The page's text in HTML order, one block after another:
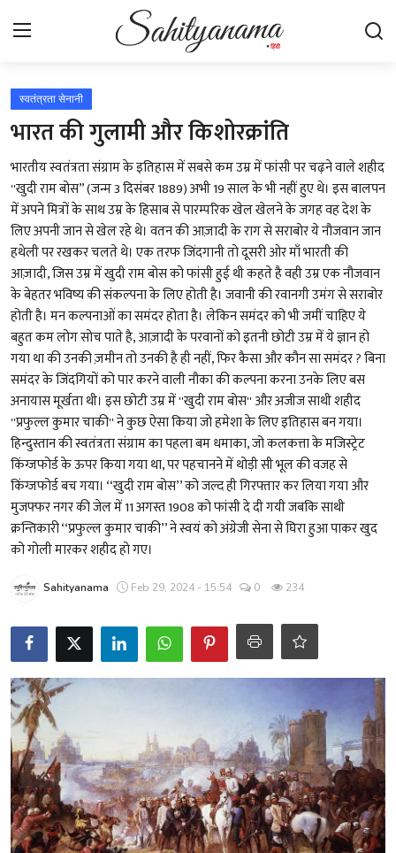
Login
साहित्य समाचार
होम
कहानी
कविता
आलेख
शख्सियत
धरोहर
यात्रावृत्तांत
उपन्यास
सिनेमा
शायरी
ग़ज़ल
स्वतंत्रता सेनानी
भारत की गुलामी और किशोरक्रांति
भारतीय स्वतंत्रता संग्राम के इतिहास में सबसे कम उम्र में फांसी पर चढ़ने वाले शहीद
''खुदी राम बोस” (जन्म 3 दिसंबर 1889) अभी 19 साल के भी नहीं हुए थे। इस बालपन
में अपने मित्रों के साथ उम्र के हिसाब से पारम्परिक खेल खेलने के जगह वह देश के
लिए अपनी जान से खेल रहे थे। वतन की आज़ादी के राग से सराबोर ये नौजवान जान
हथेली पर रखकर चलते थे। एक तरफ जिंदगानी तो दूसरी ओर माँ भारती की
आज़ादी, जिस उम्र में खुदी राम बोस को फांसी हुई थी कहते है वही उम्र एक नौजवान
के बेहतर भविष्य की संकल्पना के लिए होती है। जवानी की रवानगी उमंग से सराबोर
होती है। मन कल्पनाओं का समंदर होता है। लेकिन समंदर को भी जमीं चाहिए ये
बहुत कम लोग सोच पाते है, आज़ादी के परवानों को इतनी छोटी उम्र में ये ज्ञान हो
गया था की उनकी ज़मीन तो उनकी है ही नहीं, फिर कैसा और कौन सा समंदर ? बिना
समंदर के जिंदगियों को पार करने वाली नौका की कल्पना करना उनके लिए बस
अनायास मूर्खता थी। इस छोटी उम्र में ''खुदी राम बोस'' और अजीज साथी शहीद
''प्रफुल्ल कुमार चाकी'' ने कुछ ऐसा किया जो हमेशा के लिए इतिहास बन गया।
हिन्दुस्तान की स्वतंत्रता संग्राम का पहला बम धमाका, जो कलकत्ता के मजिस्ट्रेट
किंग्जफोर्ड के ऊपर किया गया था, पर पहचानने में थोड़ी सी भूल की वजह से
किंग्जफोर्ड बच गया। ‘‘खुदी राम बोस’’ को जल्द ही गिरफ्तार कर लिया गया और
मुजफ्फर नगर की जेल में 11 अगस्त 1908 को फांसी दे दी गयी जबकि साथी
क्रन्तिकारी ‘‘प्रफुल्ल कुमार चाकी’’ ने स्वयं को अंग्रेजी सेना से घिरा हुआ पाकर खुद
को गोली मारकर शहीद हो गए।
Sahityanama Feb 29, 2024 - 15:54 0 234